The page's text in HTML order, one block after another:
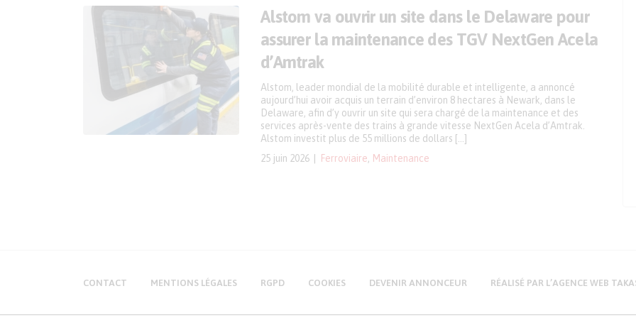
Alstom va ouvrir un site dans le Delaware pour
assurer la maintenance des TGV NextGen Acela
d’Amtrak
25 juin 2026 Ferroviaire Maintenance
Alstom, leader mondial de la mobilité durable et intelligente, a annoncé
aujourd’hui avoir acquis un terrain d’environ 8 hectares à Newark, dans le
Delaware, afin d’y ouvrir un site qui sera chargé de la maintenance et des
services après-vente des trains à grande vitesse NextGen Acela d’Amtrak.
Alstom investit plus de 55 millions de dollars […]
CONTACT MENTIONS LÉGALES RGPD COOKIES DEVENIR ANNONCEUR RÉALISÉ PAR L’AGENCE WEB